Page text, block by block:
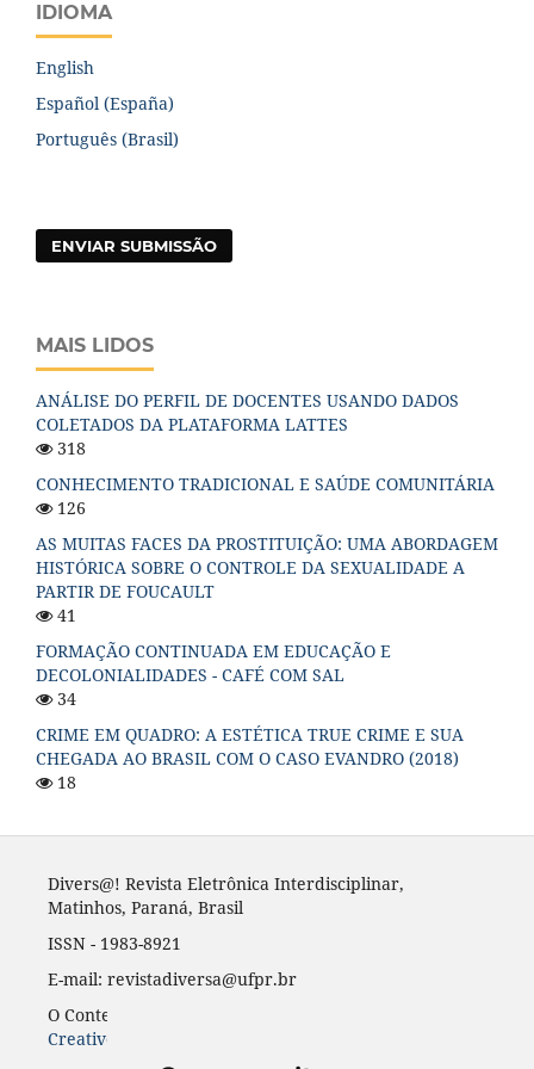
IDIOMA
English
Español (España)
Português (Brasil)
ENVIAR SUBMISSÃO
MAIS LIDOS
ANÁLISE DO PERFIL DE DOCENTES USANDO DADOS
COLETADOS DA PLATAFORMA LATTES
318
CONHECIMENTO TRADICIONAL E SAÚDE COMUNITÁRIA
126
AS MUITAS FACES DA PROSTITUIÇÃO: UMA ABORDAGEM
HISTÓRICA SOBRE O CONTROLE DA SEXUALIDADE A
PARTIR DE FOUCAULT
41
FORMAÇÃO CONTINUADA EM EDUCAÇÃO E
DECOLONIALIDADES - CAFÉ COM SAL
34
CRIME EM QUADRO: A ESTÉTICA TRUE CRIME E SUA
CHEGADA AO BRASIL COM O CASO EVANDRO (2018)
18
Divers@! Revista Eletrônica Interdisciplinar,
Matinhos, Paraná, Brasil
ISSN - 1983-8921
E-mail: revistadiversa@ufpr.br
O Conteúdo desta revista está publicado sob a licença
Creative Common Atribuição 4.0